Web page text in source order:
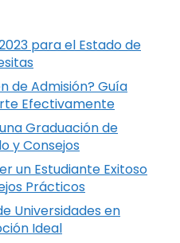
para el Estado de
de Admisión? Guía
Efectivamente
Graduación de
y Consejos
un Estudiante Exitoso
Prácticos
Universidades en
Ideal